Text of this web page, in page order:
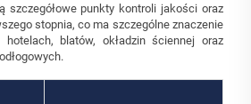
szczegółowe punkty kontroli jakości oraz
stopnia, co ma szczególne znaczenie
blatów, okładzin ściennej oraz